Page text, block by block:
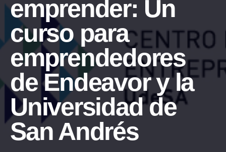
emprender: Un
curso para
emprendedores
de Endeavor y la
Universidad de
San Andrés